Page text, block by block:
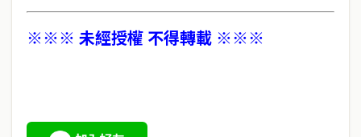
※※※ 未經授權 不得轉載 ※※※